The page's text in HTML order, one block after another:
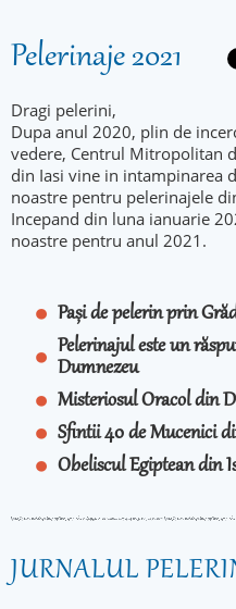
Pelerinaje 2021
Dragi pelerini,
Dupa anul 2020, plin de
vedere, Centrul Mitropolitan
din Iasi vine in intampinarea
noastre pentru pelerinajele
Incepand din luna ianuarie
noastre pentru anul 2021.
Pași de pelerin prin
Pelerinajul este un
Dumnezeu
Misteriosul Oracol din
Sfintii 40 de Mucenici
Obeliscul Egiptean din
JURNALUL